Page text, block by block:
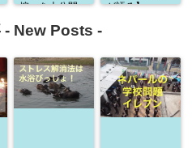
掟』を大公開
が語る】
- New Posts -